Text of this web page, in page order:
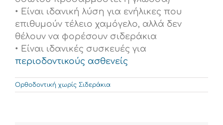
• Είναι ιδανική λύση για ενήλικες που
επιθυμούν τέλειο χαμόγελο, αλλά δεν
θέλουν να φορέσουν σιδεράκια
• Είναι ιδανικές συσκευές για
περιοδοντικούς ασθενείς
Ορθοδοντική χωρίς Σιδεράκια